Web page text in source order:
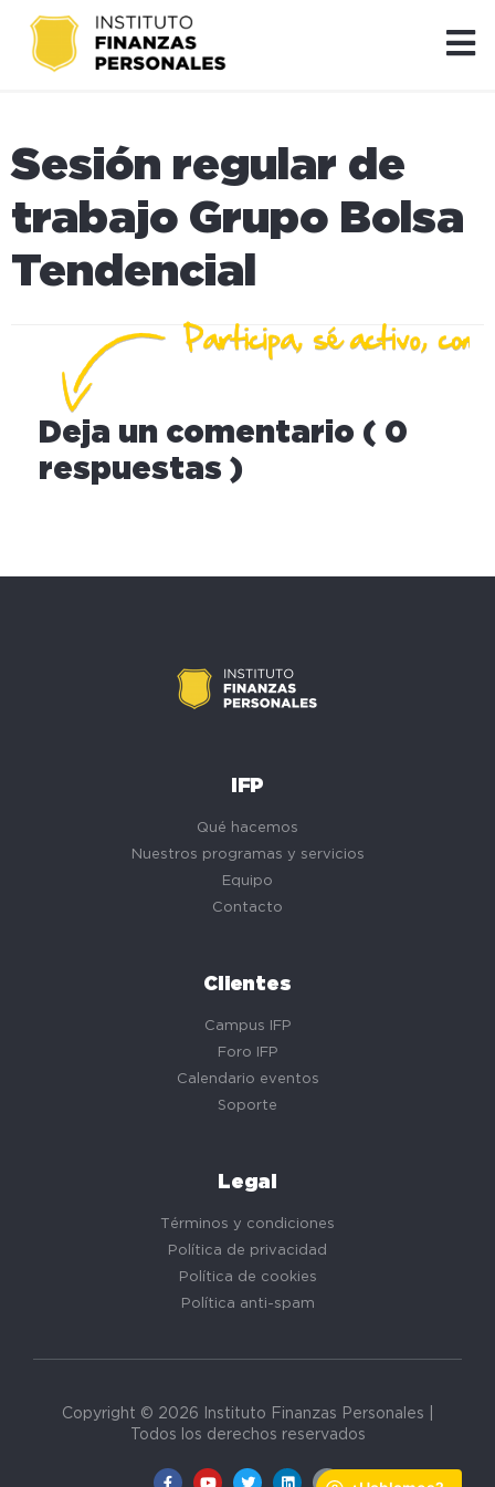
Sesión regular de
trabajo Grupo Bolsa
Tendencial
Deja un comentario ( 0
respuestas )
IFP
Qué hacemos
Nuestros programas y servicios
Equipo
Contacto
Clientes
Campus IFP
Foro IFP
Calendario eventos
Soporte
Legal
Términos y condiciones
Política de privacidad
Política de cookies
Política anti-spam
Copyright © 2026 Instituto Finanzas Personales |
Todos los derechos reservados